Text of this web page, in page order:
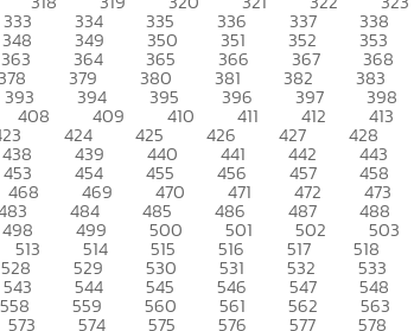
333 334 335 336 337 338
348 349 350 351 352 353
363 364 365 366 367 368
379 380 381 382 383
393 394 395 396 397 398
408 409 410 411 412 413
424 425 426 427 428
438 439 440 441 442 443
453 454 455 456 457 458
468 469 470 471 472 473
484 485 486 487 488
498 499 500 501 502 503
513 514 515 516 517 518
528 529 530 531 532 533
543 544 545 546 547 548
558 559 560 561 562 563
573 574 575 576 577 578